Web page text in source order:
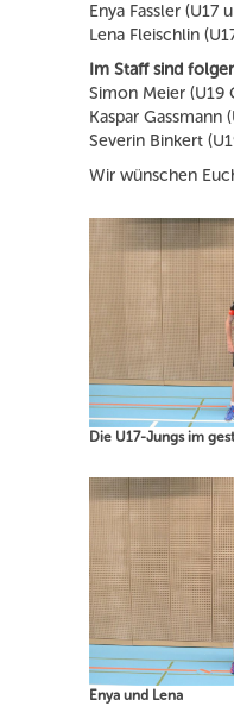
Enya Fassler (U17
Lena Fleischlin
Im Staff sind
Simon Meier (U19
Kaspar Gassmann
Severin Binkert
Wir wünschen
Die U17-Jungs im
Enya und Lena